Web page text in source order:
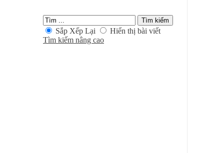
Sắp Xếp Lại
Hiển thị bài viết
Tìm kiếm nâng cao